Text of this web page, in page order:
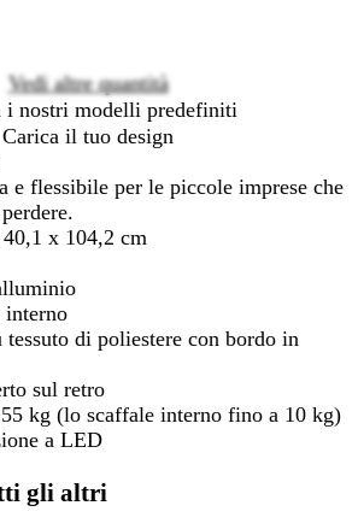
Vedi altre quantità
i nostri modelli predefiniti
Carica il tuo design
e flessibile per le piccole imprese che
x 104,2 cm
interno
tessuto di poliestere con bordo in
sul retro
kg (lo scaffale interno fino a 10 kg)
a LED
gli altri